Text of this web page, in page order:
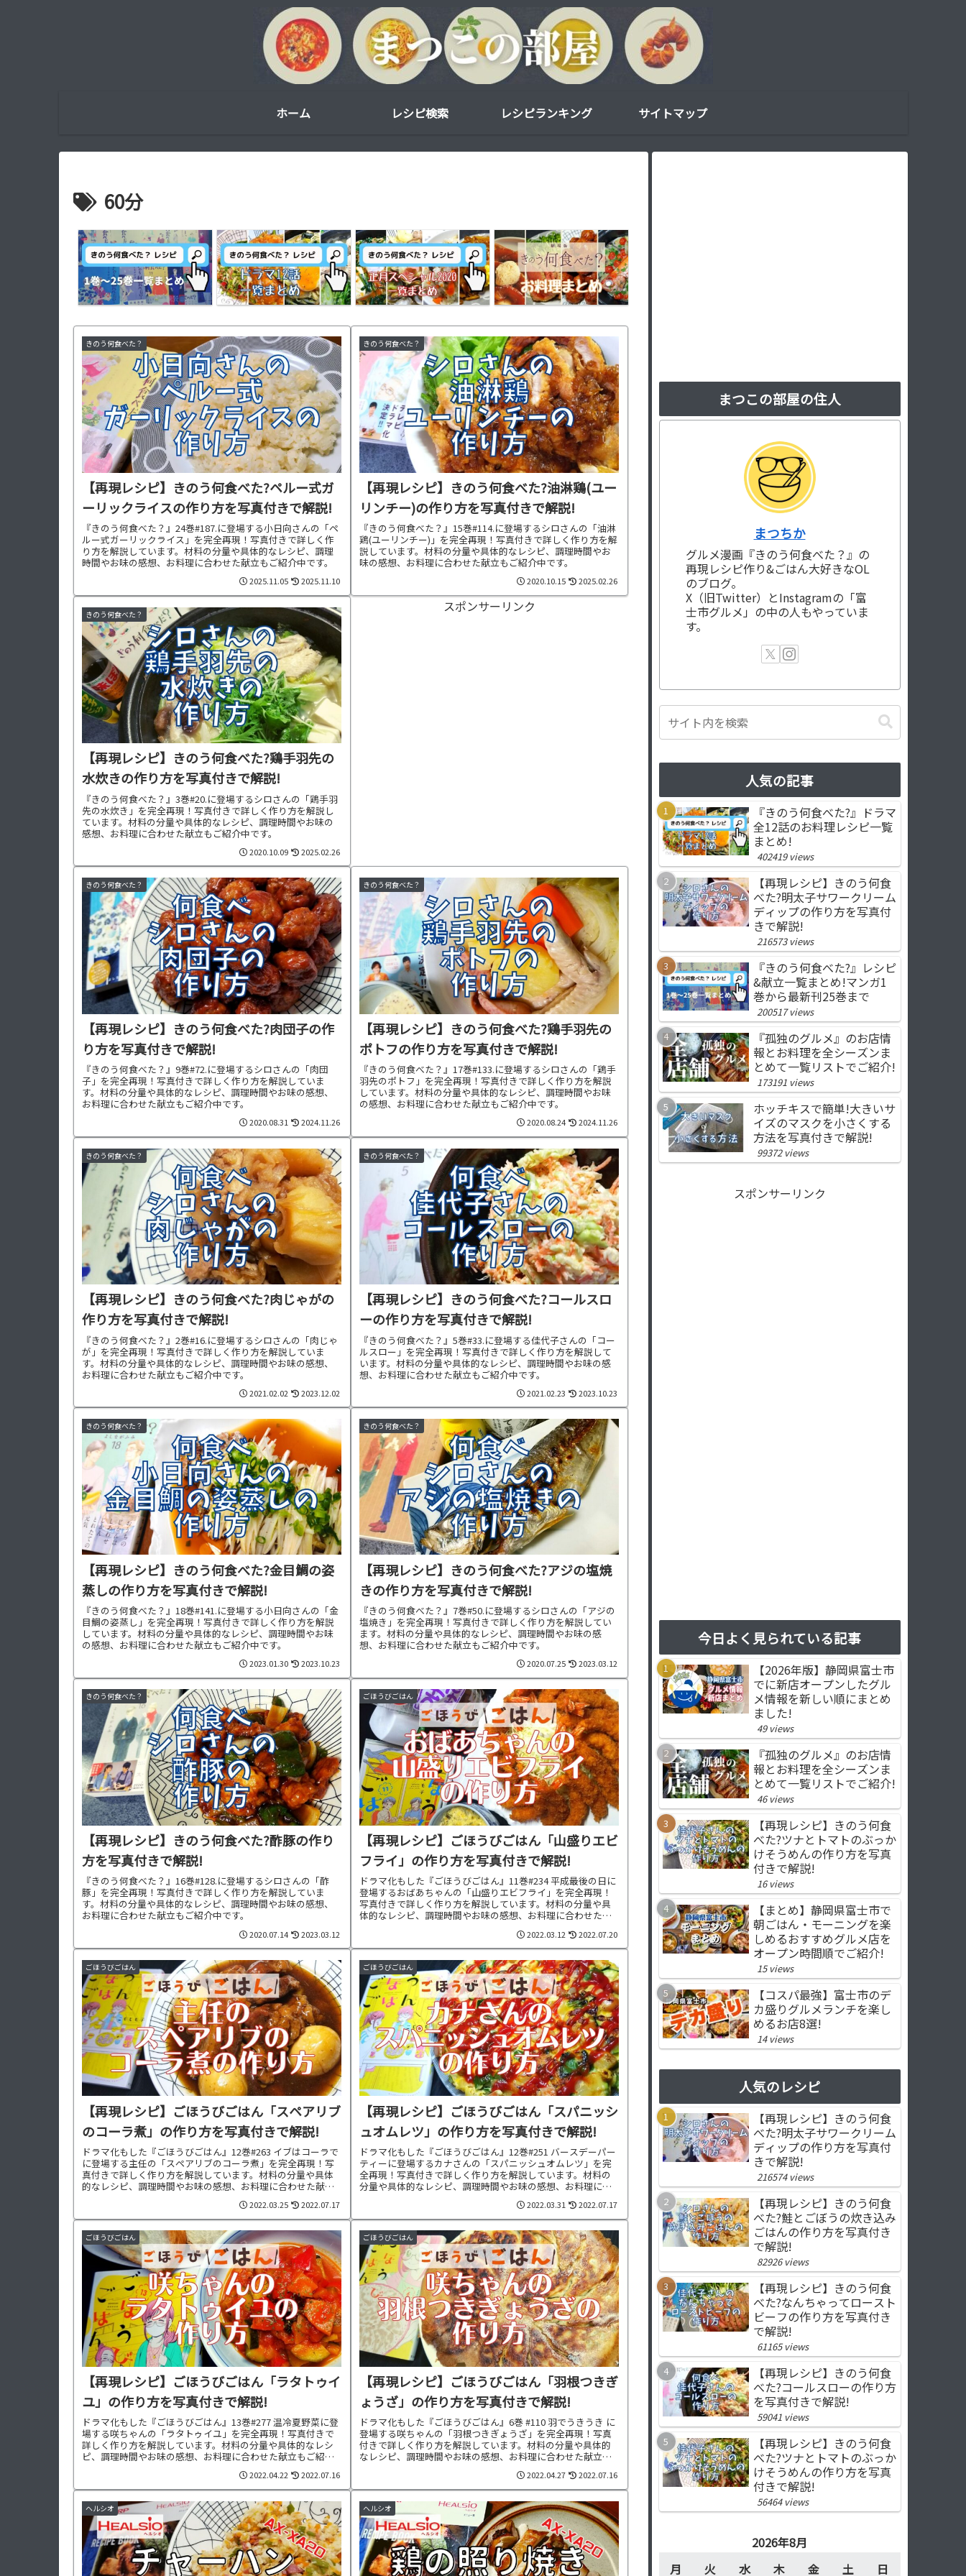
ホーム レシピ検索 レシピランキング サイトマップ
60分
きのう何食べた？
【再現レシピ】きのう何食べた?ペルー式ガ
ーリックライスの作り方を写真付きで解説!
『きのう何食べた？』24巻#187.に登場する小日向さんの「ペ
ルー式ガーリックライス」を完全再現！写真付きで詳しく作
り方を解説しています。材料の分量や具体的なレシピ、調理
時間やお味の感想、お料理に合わせた献立もご紹介中です。
2025.11.05 2025.11.10
きのう何食べた？
【再現レシピ】きのう何食べた?油淋鶏(ユー
リンチー)の作り方を写真付きで解説!
『きのう何食べた？』15巻#114.に登場するシロさんの「油淋
鶏(ユーリンチー)」を完全再現！写真付きで詳しく作り方を解
説しています。材料の分量や具体的なレシピ、調理時間やお
味の感想、お料理に合わせた献立もご紹介中です。
2020.10.15 2025.02.26
きのう何食べた？
【再現レシピ】きのう何食べた?鶏手羽先の
水炊きの作り方を写真付きで解説!
『きのう何食べた？』3巻#20.に登場するシロさんの「鶏手羽
先の水炊き」を完全再現！写真付きで詳しく作り方を解説し
ています。材料の分量や具体的なレシピ、調理時間やお味の
感想、お料理に合わせた献立もご紹介中です。
2020.10.09 2025.02.26
スポンサーリンク
きのう何食べた？
【再現レシピ】きのう何食べた?肉団子の作
り方を写真付きで解説!
『きのう何食べた？』9巻#72.に登場するシロさんの「肉団
子」を完全再現！写真付きで詳しく作り方を解説していま
す。材料の分量や具体的なレシピ、調理時間やお味の感想、
お料理に合わせた献立もご紹介中です。
2020.08.31 2024.11.26
きのう何食べた？
【再現レシピ】きのう何食べた?鶏手羽先の
ポトフの作り方を写真付きで解説!
『きのう何食べた？』17巻#133.に登場するシロさんの「鶏手
羽先のポトフ」を完全再現！写真付きで詳しく作り方を解説
しています。材料の分量や具体的なレシピ、調理時間やお味
の感想、お料理に合わせた献立もご紹介中です。
2020.08.24 2024.11.26
きのう何食べた？
【再現レシピ】きのう何食べた?肉じゃがの
作り方を写真付きで解説!
『きのう何食べた？』2巻#16.に登場するシロさんの「肉じゃ
が」を完全再現！写真付きで詳しく作り方を解説していま
す。材料の分量や具体的なレシピ、調理時間やお味の感想、
お料理に合わせた献立もご紹介中です。
2021.02.02 2023.12.02
きのう何食べた？
【再現レシピ】きのう何食べた?コールスロ
ーの作り方を写真付きで解説!
『きのう何食べた？』5巻#33.に登場する佳代子さんの「コー
ルスロー」を完全再現！写真付きで詳しく作り方を解説して
います。材料の分量や具体的なレシピ、調理時間やお味の感
想、お料理に合わせた献立もご紹介中です。
2021.02.23 2023.10.23
きのう何食べた？
【再現レシピ】きのう何食べた?金目鯛の姿
蒸しの作り方を写真付きで解説!
『きのう何食べた？』18巻#141.に登場する小日向さんの「金
目鯛の姿蒸し」を完全再現！写真付きで詳しく作り方を解説
しています。材料の分量や具体的なレシピ、調理時間やお味
の感想、お料理に合わせた献立もご紹介中です。
2023.01.30 2023.10.23
きのう何食べた？
【再現レシピ】きのう何食べた?アジの塩焼
きの作り方を写真付きで解説!
『きのう何食べた？』7巻#50.に登場するシロさんの「アジの
塩焼き」を完全再現！写真付きで詳しく作り方を解説してい
ます。材料の分量や具体的なレシピ、調理時間やお味の感
想、お料理に合わせた献立もご紹介中です。
2020.07.25 2023.03.12
きのう何食べた？
【再現レシピ】きのう何食べた?酢豚の作り
方を写真付きで解説!
『きのう何食べた？』16巻#128.に登場するシロさんの「酢
豚」を完全再現！写真付きで詳しく作り方を解説していま
す。材料の分量や具体的なレシピ、調理時間やお味の感想、
お料理に合わせた献立もご紹介中です。
2020.07.14 2023.03.12
ごほうびごはん
【再現レシピ】ごほうびごはん「山盛りエビ
フライ」の作り方を写真付きで解説!
ドラマ化もした『ごほうびごはん』11巻#234 平成最後の日に
登場するおばあちゃんの「山盛りエビフライ」を完全再現！
写真付きで詳しく作り方を解説しています。材料の分量や具
体的なレシピ、調理時間やお味の感想、お料理に合わせた献
2022.03.12 2022.07.20
ごほうびごはん
【再現レシピ】ごほうびごはん「スペアリブ
のコーラ煮」の作り方を写真付きで解説!
ドラマ化もした『ごほうびごはん』12巻#263 イブはコーラで
に登場する主任の「スペアリブのコーラ煮」を完全再現！写
真付きで詳しく作り方を解説しています。材料の分量や具体
的なレシピ、調理時間やお味の感想、お料理に合わせた献立
2022.03.25 2022.07.17
ごほうびごはん
【再現レシピ】ごほうびごはん「スパニッシ
ュオムレツ」の作り方を写真付きで解説!
ドラマ化もした『ごほうびごはん』12巻#251 バースデーパー
ティーに登場するカナさんの「スパニッシュオムレツ」を完
全再現！写真付きで詳しく作り方を解説しています。材料の
分量や具体的なレシピ、調理時間やお味の感想、お料理に合
2022.03.31 2022.07.17
ごほうびごはん
【再現レシピ】ごほうびごはん「ラタトゥイ
ユ」の作り方を写真付きで解説!
ドラマ化もした『ごほうびごはん』13巻#277 温冷夏野菜に登
場する咲ちゃんの「ラタトゥイユ」を完全再現！写真付きで
詳しく作り方を解説しています。材料の分量や具体的なレシ
ピ、調理時間やお味の感想、お料理に合わせた献立もご紹介
2022.04.22 2022.07.16
ごほうびごはん
【再現レシピ】ごほうびごはん「羽根つきぎ
ょうざ」の作り方を写真付きで解説!
ドラマ化もした『ごほうびごはん』6巻 #110 羽でうきうき に
登場する咲ちゃんの「羽根つきぎょうざ」を完全再現！写真
付きで詳しく作り方を解説しています。材料の分量や具体的
なレシピ、調理時間やお味の感想、お料理に合わせた献立も
2022.04.27 2022.07.16
ヘルシオ ヘルシオ
まつこの部屋の住人
まつちか
グルメ漫画『きのう何食べた？』の
再現レシピ作り&ごはん大好きなOL
のブログ。
X（旧Twitter）とInstagramの「富
士市グルメ」の中の人もやっていま
す。
人気の記事
『きのう何食べた?』ドラマ
全12話のお料理レシピ一覧
まとめ!
402419 views
【再現レシピ】きのう何食
べた?明太子サワークリーム
ディップの作り方を写真付
きで解説!
216573 views
『きのう何食べた?』レシピ
&献立一覧まとめ!マンガ1
巻から最新刊25巻まで
200517 views
『孤独のグルメ』のお店情
報とお料理を全シーズンま
とめて一覧リストでご紹介!
173191 views
ホッチキスで簡単!大きいサ
イズのマスクを小さくする
方法を写真付きで解説!
99372 views
スポンサーリンク
今日よく見られている記事
【2026年版】静岡県富士市
でに新店オープンしたグル
メ情報を新しい順にまとめ
ました!
49 views
『孤独のグルメ』のお店情
報とお料理を全シーズンま
とめて一覧リストでご紹介!
46 views
【再現レシピ】きのう何食
べた?ツナとトマトのぶっか
けそうめんの作り方を写真
付きで解説!
16 views
【まとめ】静岡県富士市で
朝ごはん・モーニングを楽
しめるおすすめグルメ店を
オープン時間順でご紹介!
15 views
【コスパ最強】富士市のデ
カ盛りグルメランチを楽し
めるお店8選!
14 views
人気のレシピ
【再現レシピ】きのう何食
べた?明太子サワークリーム
ディップの作り方を写真付
きで解説!
216574 views
【再現レシピ】きのう何食
べた?鮭とごぼうの炊き込み
ごはんの作り方を写真付き
で解説!
82926 views
【再現レシピ】きのう何食
べた?なんちゃってロースト
ビーフの作り方を写真付き
で解説!
61165 views
【再現レシピ】きのう何食
べた?コールスローの作り方
を写真付きで解説!
59041 views
【再現レシピ】きのう何食
べた?ツナとトマトのぶっか
けそうめんの作り方を写真
付きで解説!
56464 views
2026年8月
月
火 水 木 金 土 日